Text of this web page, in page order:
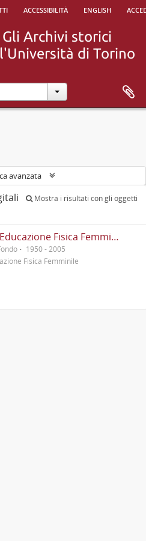
accessibilità english
avanzata
Mostra i risultati con gli oggetti
Centro Studi Educazione Fisica Femminile - CSEFF
1950 - 2005
Fisica Femminile